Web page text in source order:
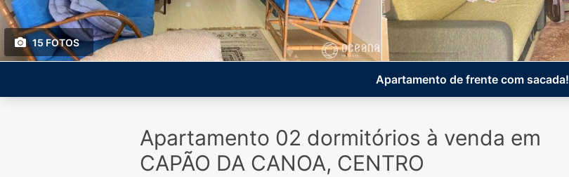
15 FOTOS
Apartamento de frente com sacada!
Apartamento 02 dormitórios à venda em
CAPÃO DA CANOA, CENTRO